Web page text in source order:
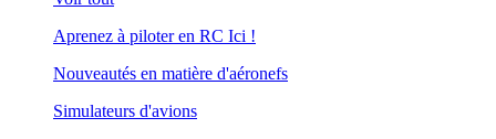
Aprenez à piloter en RC Ici !
Nouveautés en matière d'aéronefs
Simulateurs d'avions